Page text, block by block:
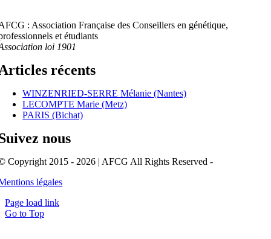
: Association Française des Conseillers en génétique,
et étudiants
loi 1901
récents
WINZENRIED-SERRE Mélanie (Nantes)
LECOMPTE Marie (Metz)
PARIS (Bichat)
nous
Copyright 2015 - 2026 | AFCG All Rights Reserved -
légales
Page load link
Go to Top